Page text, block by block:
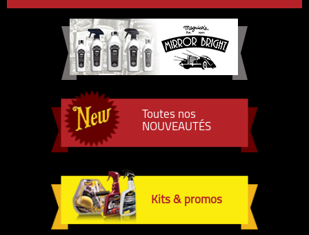
Toutes nos
NOUVEAUTÉS
Kits & promos